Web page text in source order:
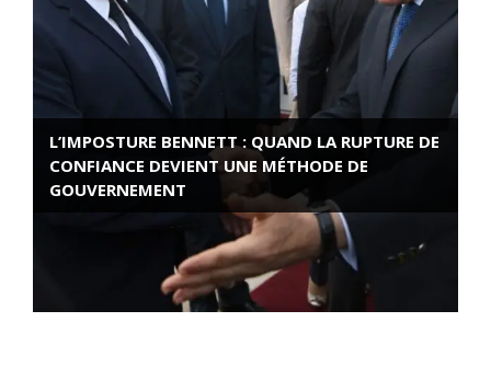
L’IMPOSTURE BENNETT : QUAND LA RUPTURE DE
CONFIANCE DEVIENT UNE MÉTHODE DE
GOUVERNEMENT
ROSE VALLAND, HEROÏNE DE LA RESISTANCE